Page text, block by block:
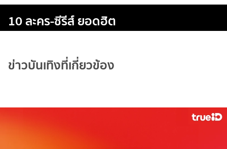
10 ละคร-ซีรีส์ ยอดฮิต
ข่าวบันเทิงที่เกี่ยวข้อง